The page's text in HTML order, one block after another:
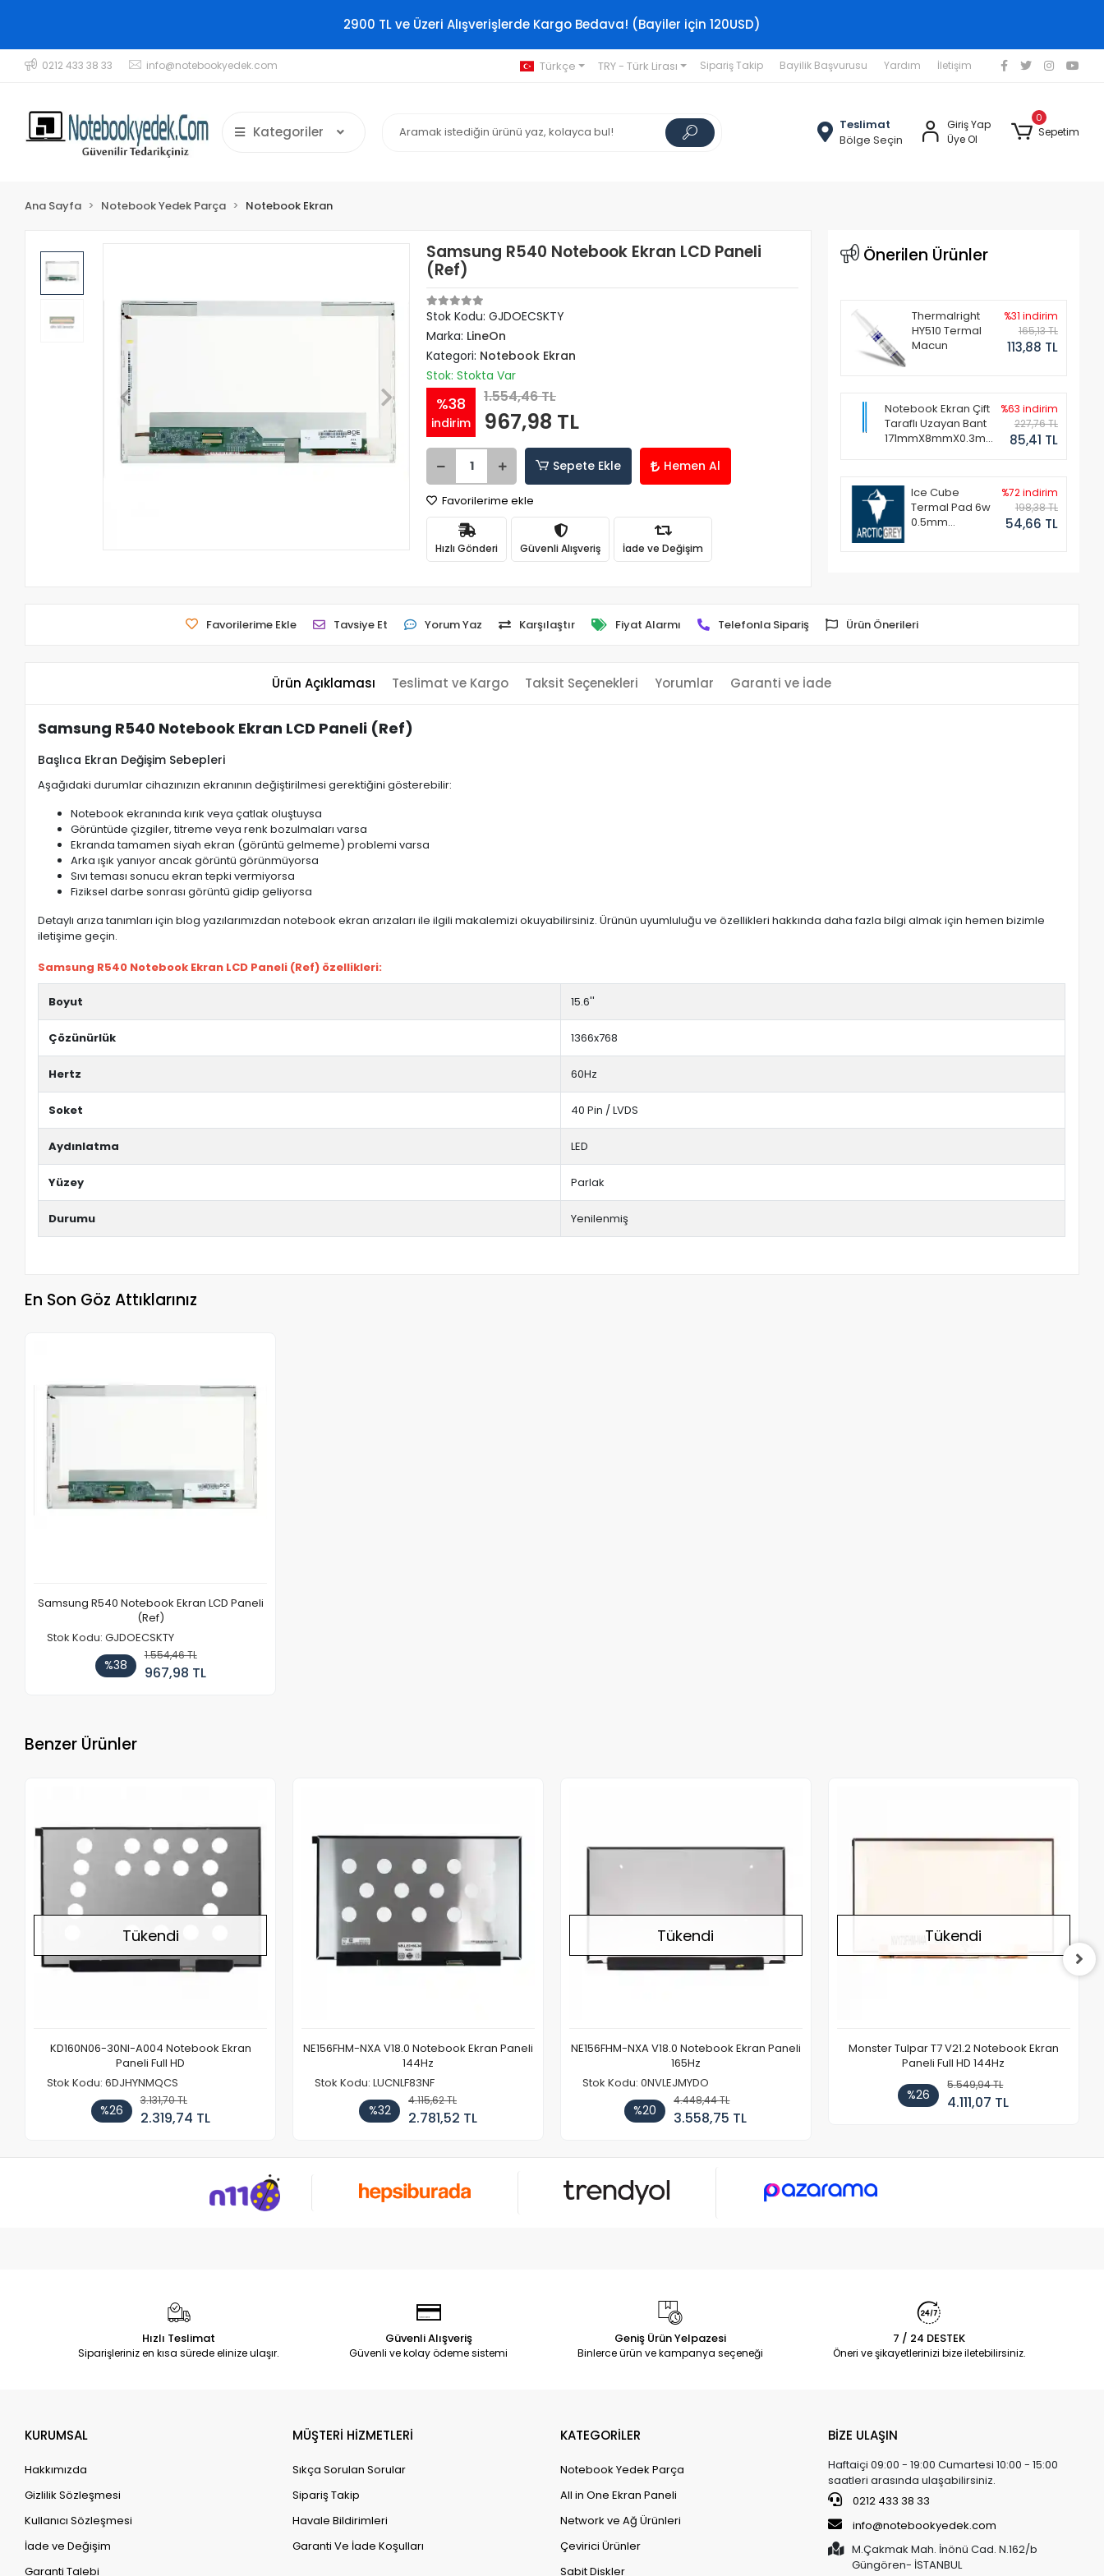
2900 TL ve Üzeri Alışverişlerde Kargo Bedava! (Bayiler için 120USD)
0212 433 38 33 info@notebookyedek.com Türkçe TRY - Türk Lirası Sipariş Takip Bayilik Başvurusu Yardım İletişim
Kategoriler
Teslimat
Bölge Seçin
Giriş Yap
Üye Ol
0
Sepetim
Ana Sayfa Notebook Yedek Parça Notebook Ekran
Samsung R540 Notebook Ekran LCD Paneli
(Ref)
Stok Kodu: GJDOECSKTY
Marka: LineOn
Kategori: Notebook Ekran
Stok: Stokta Var
%38
indirim
1.554,46 TL
967,98 TL
Sepete Ekle Hemen Al
Favorilerime ekle
Hızlı Gönderi Güvenli Alışveriş İade ve Değişim
Önerilen Ürünler
Thermalright
HY510 Termal
Macun
%31 indirim
165,13 TL
113,88 TL
Notebook Ekran Çift
Taraflı Uzayan Bant
171mmX8mmX0.3mm
%63 indirim
227,76 TL
85,41 TL
Ice Cube
Termal Pad 6w
0.5mm
%72 indirim
198,38 TL
54,66 TL
Favorilerime Ekle Tavsiye Et Yorum Yaz Karşılaştır Fiyat Alarmı Telefonla Sipariş Ürün Önerileri
Ürün Açıklaması Teslimat ve Kargo Taksit Seçenekleri Yorumlar Garanti ve İade
Samsung R540 Notebook Ekran LCD Paneli (Ref)
Başlıca Ekran Değişim Sebepleri
Aşağıdaki durumlar cihazınızın ekranının değiştirilmesi gerektiğini gösterebilir:
Notebook ekranında kırık veya çatlak oluştuysa
Görüntüde çizgiler, titreme veya renk bozulmaları varsa
Ekranda tamamen siyah ekran (görüntü gelmeme) problemi varsa
Arka ışık yanıyor ancak görüntü görünmüyorsa
Sıvı teması sonucu ekran tepki vermiyorsa
Fiziksel darbe sonrası görüntü gidip geliyorsa
Detaylı arıza tanımları için blog yazılarımızdan notebook ekran arızaları ile ilgili makalemizi okuyabilirsiniz. Ürünün uyumluluğu ve özellikleri hakkında daha fazla bilgi almak için hemen bizimle
iletişime geçin.
Samsung R540 Notebook Ekran LCD Paneli (Ref) özellikleri:
Boyut 15.6''
Çözünürlük 1366x768
Hertz 60Hz
Soket 40 Pin / LVDS
Aydınlatma LED
Yüzey Parlak
Durumu Yenilenmiş
En Son Göz Attıklarınız
Samsung R540 Notebook Ekran LCD Paneli
(Ref)
Stok Kodu: GJDOECSKTY
%38
1.554,46 TL
967,98 TL
Benzer Ürünler
Tükendi
KD160N06-30NI-A004 Notebook Ekran
Paneli Full HD
Stok Kodu: 6DJHYNMQCS
%26
3.131,70 TL
2.319,74 TL
NE156FHM-NXA V18.0 Notebook Ekran Paneli
144Hz
Stok Kodu: LUCNLF83NF
%32
4.115,62 TL
2.781,52 TL
Tükendi
NE156FHM-NXA V18.0 Notebook Ekran Paneli
165Hz
Stok Kodu: 0NVLEJMYDO
%20
4.448,44 TL
3.558,75 TL
Tükendi
Monster Tulpar T7 V21.2 Notebook Ekran
Paneli Full HD 144Hz
%26
5.549,94 TL
4.111,07 TL
Hızlı Teslimat
Siparişleriniz en kısa sürede elinize ulaşır.
Güvenli Alışveriş
Güvenli ve kolay ödeme sistemi
Geniş Ürün Yelpazesi
Binlerce ürün ve kampanya seçeneği
7 / 24 DESTEK
Öneri ve şikayetlerinizi bize iletebilirsiniz.
KURUMSAL
Hakkımızda
Gizlilik Sözleşmesi
Kullanıcı Sözleşmesi
İade ve Değişim
Garanti Talebi
MÜŞTERİ HİZMETLERİ
Sıkça Sorulan Sorular
Sipariş Takip
Havale Bildirimleri
Garanti Ve İade Koşulları
KATEGORİLER
Notebook Yedek Parça
All in One Ekran Paneli
Network ve Ağ Ürünleri
Çevirici Ürünler
Sabit Diskler
BİZE ULAŞIN
Haftaiçi 09:00 - 19:00 Cumartesi 10:00 - 15:00
saatleri arasında ulaşabilirsiniz.
0212 433 38 33
info@notebookyedek.com
M.Çakmak Mah. İnönü Cad. N.162/b
Güngören- İSTANBUL